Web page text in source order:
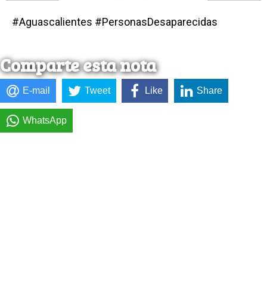
#Aguascalientes #PersonasDesaparecidas
Comparte esta nota
E-mail Tweet Like Share
WhatsApp